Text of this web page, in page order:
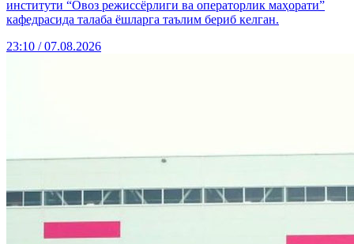
институти “Овоз режиссёрлиги ва операторлик маҳорати”
кафедрасида талаба ёшларга таълим бериб келган.
23:10 / 07.08.2026